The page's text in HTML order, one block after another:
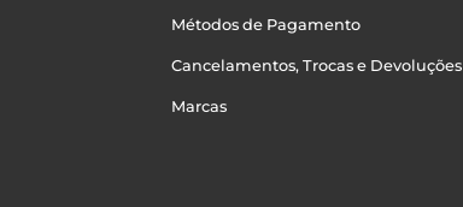
Métodos de Pagamento
Cancelamentos, Trocas e Devoluções
Marcas